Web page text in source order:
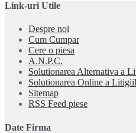
Link-uri Utile
Despre noi
Cum Cumpar
Cere o piesa
A.N.P.C.
Solutionarea Alternativa a
Solutionarea Online a
Sitemap
RSS Feed piese
Date Firma